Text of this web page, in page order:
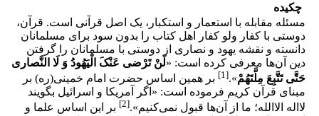
چکیده
مسئله مقابله با استعمار و استکبار، یک اصل قرآنی است. قرآن،
دوستی با کفار ولو کفار اهل کتاب را بدون سود برای مسلمانان
دانسته و نقشه یهود و نصاری از دوستی با مسلمانان را گرفتن
دین آن‌ها معرفی کرده است: «لَنْ تَرْضی عَنْکَ الْیَهُودُ وَ لَا النَّصاری
حَتَّی تَتَّبِعَ مِلَّتَهُمْ».
[1]
بر همین اساس حضرت امام خمینی(ره) بر
مبنای قرآن کریم فرموده است: «اگر آمریکا و اسرائیل بگویند
لااله الاالله؛ ما از آن‌ها قبول نمی‌کنیم».[2]
بر این اساس علما و